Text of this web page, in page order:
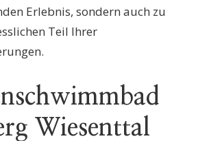
Erlebnis, sondern auch zu
Teil Ihrer
Wiesenttal